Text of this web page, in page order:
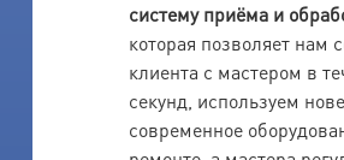
систему приёма и
которая позволяет нам
клиента с мастером в
секунд, используем
современное